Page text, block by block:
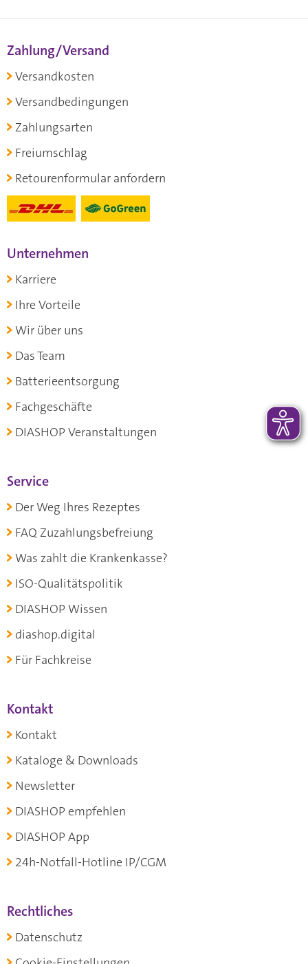
Zahlung/Versand
Versandkosten
Versandbedingungen
Zahlungsarten
Freiumschlag
Retourenformular anfordern
Unternehmen
Karriere
Ihre Vorteile
Wir über uns
Das Team
Batterieentsorgung
Fachgeschäfte
DIASHOP Veranstaltungen
Service
Der Weg Ihres Rezeptes
FAQ Zuzahlungsbefreiung
Was zahlt die Krankenkasse?
ISO-Qualitätspolitik
DIASHOP Wissen
diashop.digital
Für Fachkreise
Kontakt
Kontakt
Kataloge & Downloads
Newsletter
DIASHOP empfehlen
DIASHOP App
24h-Notfall-Hotline IP/CGM
Rechtliches
Datenschutz